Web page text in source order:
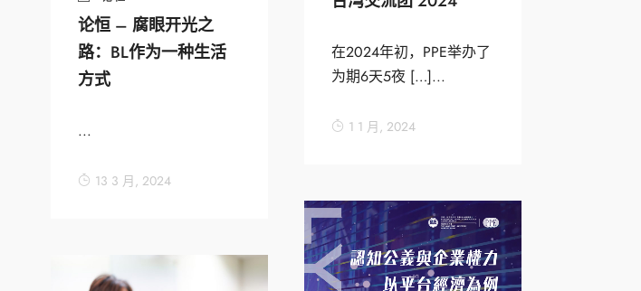
论恒 – 腐眼开光之
路：BL作为一种生活
方式
...
13 3 月, 2024
在2024年初，PPE举办了
为期6天5夜 […]...
1 1 月, 2024